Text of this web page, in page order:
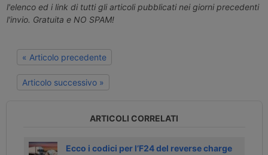
l'elenco ed i link di tutti gli articoli pubblicati nei giorni precedenti
l'invio. Gratuita e NO SPAM!
« Articolo precedente
Articolo successivo »
ARTICOLI CORRELATI
Ecco i codici per l’F24 del reverse charge